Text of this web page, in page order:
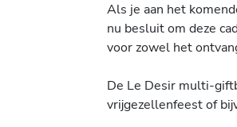
Als je aan het
nu besluit om deze
voor zowel het
De Le Desir multi-
vrijgezellenfeest of